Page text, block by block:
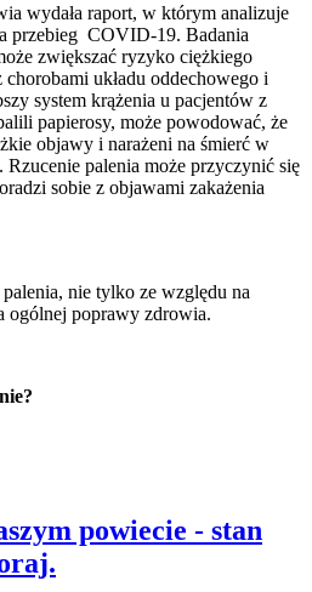
wydała raport, w którym analizuje
przebieg COVID-19. Badania
zwiększać ryzyko ciężkiego
układu oddechowego i
system krążenia u pacjentów z
papierosy, może powodować, że
objawy i narażeni na śmierć w
palenia może przyczynić się
sobie z objawami zakażenia
nie tylko ze względu na
ogólnej poprawy zdrowia.
powiecie - stan